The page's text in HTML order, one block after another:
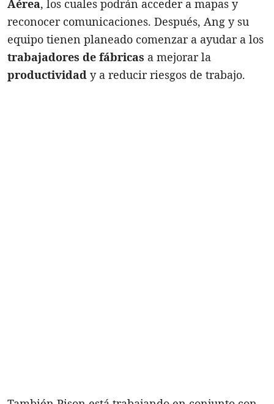
Aérea, los cuales podrán acceder a mapas y
reconocer comunicaciones. Después, Ang y su
equipo tienen planeado comenzar a ayudar a los
trabajadores de fábricas a mejorar la
productividad y a reducir riesgos de trabajo.